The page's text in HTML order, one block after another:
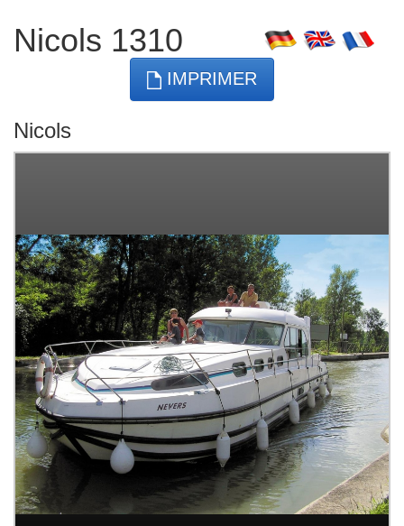
Nicols 1310
IMPRIMER
Nicols